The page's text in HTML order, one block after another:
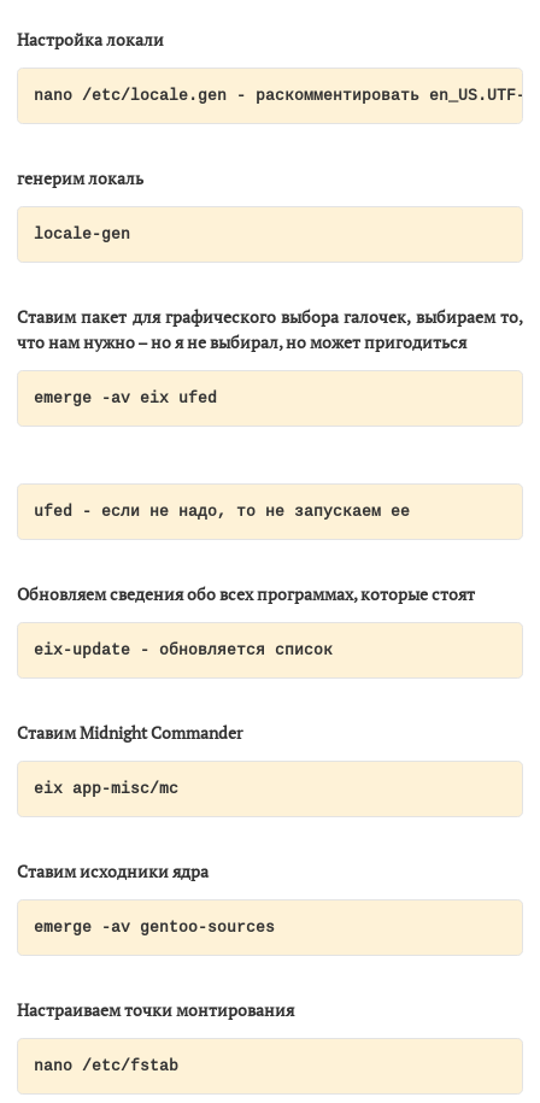
Настройка локали
nano /etc/locale.gen - раскомментировать en_US.UTF-8
генерим локаль
locale-gen
Cтавим пакет для графического выбора галочек, выбираем то,
что нам нужно – но я не выбирал, но может пригодиться
emerge -av eix ufed
ufed - если не надо, то не запускаем ее
Обновляем сведения обо всех программах, которые стоят
eix-update - обновляется список
Ставим Midnight Commander
eix app-misc/mc
Ставим исходники ядра
emerge -av gentoo-sources
Настраиваем точки монтирования
nano /etc/fstab